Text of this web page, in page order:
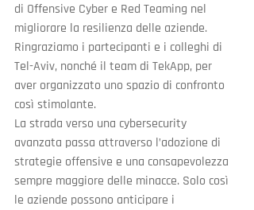
di Offensive Cyber e Red Teaming nel
migliorare la resilienza delle aziende.
Ringraziamo i partecipanti e i colleghi di
Tel-Aviv, nonché il team di TekApp, per
aver organizzato uno spazio di confronto
così stimolante.
La strada verso una cybersecurity
avanzata passa attraverso l’adozione di
strategie offensive e una consapevolezza
sempre maggiore delle minacce. Solo così
le aziende possono anticipare i